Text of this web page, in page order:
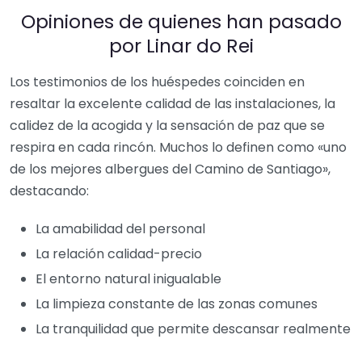
Opiniones de quienes han pasado
por Linar do Rei
Los testimonios de los huéspedes coinciden en
resaltar la excelente calidad de las instalaciones, la
calidez de la acogida y la sensación de paz que se
respira en cada rincón. Muchos lo definen como «uno
de los mejores albergues del Camino de Santiago»,
destacando:
La amabilidad del personal
La relación calidad-precio
El entorno natural inigualable
La limpieza constante de las zonas comunes
La tranquilidad que permite descansar realmente